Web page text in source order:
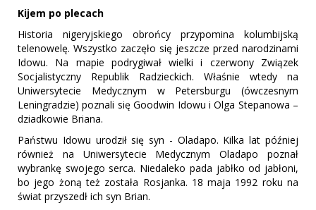
Kijem po plecach
Historia nigeryjskiego obrońcy przypomina kolumbijską
telenowelę. Wszystko zaczęło się jeszcze przed narodzinami
Idowu. Na mapie podrygiwał wielki i czerwony Związek
Socjalistyczny Republik Radzieckich. Właśnie wtedy na
Uniwersytecie Medycznym w Petersburgu (ówczesnym
Leningradzie) poznali się Goodwin Idowu i Olga Stepanowa –
dziadkowie Briana.
Państwu Idowu urodził się syn - Oladapo. Kilka lat później
również na Uniwersytecie Medycznym Oladapo poznał
wybrankę swojego serca. Niedaleko pada jabłko od jabłoni,
bo jego żoną też została Rosjanka. 18 maja 1992 roku na
świat przyszedł ich syn Brian.